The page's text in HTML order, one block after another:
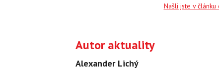
Našli jste v článku
Autor aktuality
Alexander Lichý